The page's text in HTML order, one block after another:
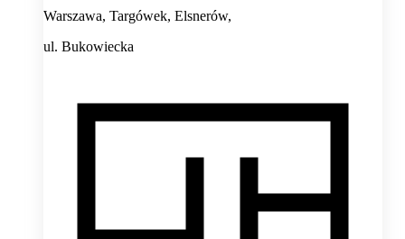
Warszawa, Targówek, Elsnerów,
ul. Bukowiecka